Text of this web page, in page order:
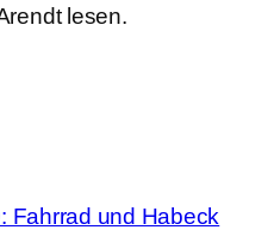
lesen.
Fahrrad und Habeck